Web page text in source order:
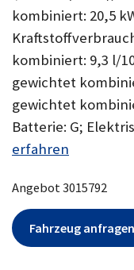
kombiniert: 20,5
kombiniert: 9,3 l/
gewichtet
gewichtet
Batterie: G;
erfahren
Angebot 3015792
Fahrzeug anfragen